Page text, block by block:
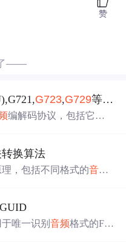
赞
——
G723,G729等 音
编解码协议，包括它们
换算法
，包括不同格式的音频
转换所需的步骤和技
唯一识别音频格式的FO